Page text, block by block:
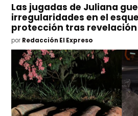
Las jugadas de Juliana
irregularidades en el
protección tras revelación
por Redacción El Expreso